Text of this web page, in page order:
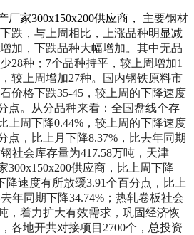
厂家300x150x200供应商， 主要钢材
跌，与上周相比，上涨品种明显减
加，下跌品种大幅增加。其中无品
28种；7个品种持平，较上周增加1
较上周增加27种。国内钢铁原料市
价格下跌35-45， 较上周的下降速度
点。从分品种来看：全国盘线个存
上周下降0.44%，较上周的下降速度
点，比上月下降8.37%，比去年同期
社会库存量为417.58万吨，天津
300x150x200供应商，比上周下降
降速度有所放缓3.91个百分点，比上
年同期下降34.74%；热轧卷板社会
， 着力扩大有效需求，巩固经济恢
各地开共对接项目2700个，总投资